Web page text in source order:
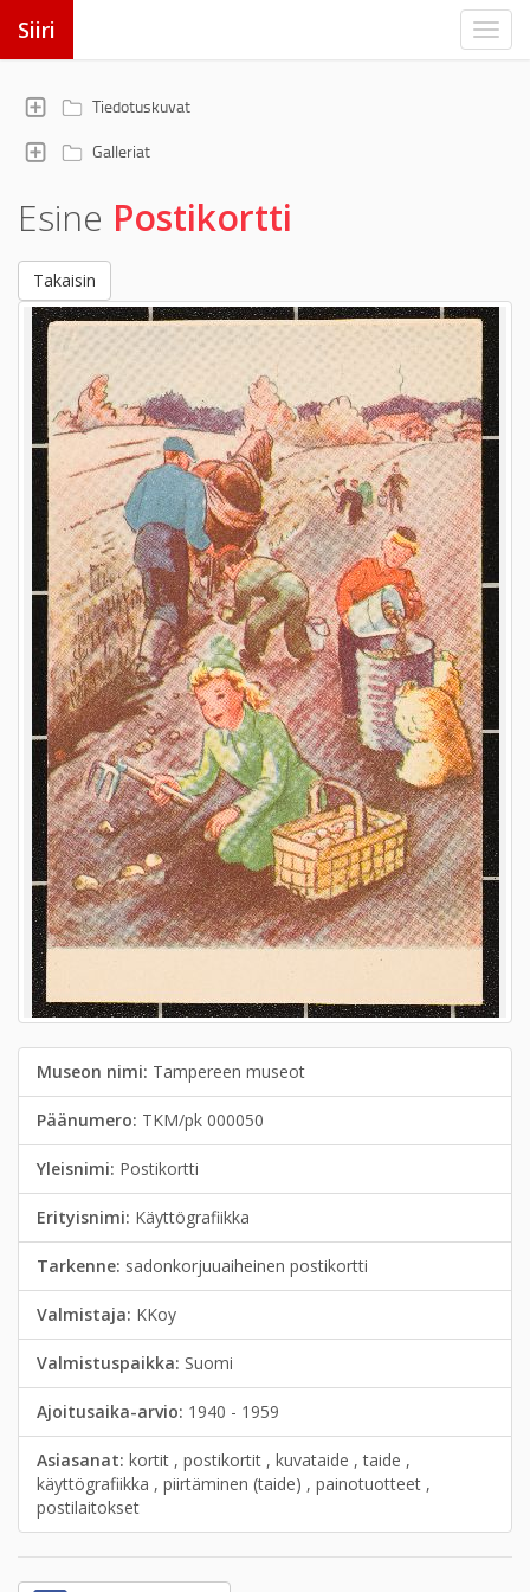
Siiri
Tiedotuskuvat
Galleriat
Esine Postikortti
Takaisin
Museon nimi: Tampereen museot
Päänumero: TKM/pk 000050
Yleisnimi: Postikortti
Erityisnimi: Käyttögrafiikka
Tarkenne: sadonkorjuuaiheinen postikortti
Valmistaja: KKoy
Valmistuspaikka: Suomi
Ajoitusaika-arvio: 1940 - 1959
Asiasanat: kortit , postikortit , kuvataide , taide ,
käyttögrafiikka , piirtäminen (taide) , painotuotteet ,
postilaitokset